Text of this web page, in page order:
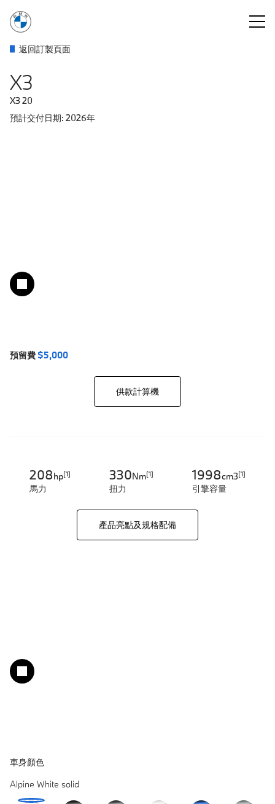
返回訂製頁面​
X3
X3 20
預計交付日期: 2026年
預留費$5,000
供款計算機​​
馬力
208hp[1]
扭力​
330Nm[1]
引擎容量
1998cm3[1]
產品亮點及規格配備
車身顏色​
Alpine White solid
Alpine
White
Black
Sapphire
Sophisto
Grey
effect
metallic
Mineral
White
BMW
Individual
Blue
metallic
Skyscraper
Grey
BMW
Individual
Pure
Grey
metallic
Fire
Red
Dune
Grey
Arctic
Race
metallic
Veganza
perforated
quilted
|
Black
Veganza
perforated
quilted
|
Calm
Beige
Veganza
perforated
quilted
|
Espresso
Brown
18"
light
wheels
Y-
spoke
style
921